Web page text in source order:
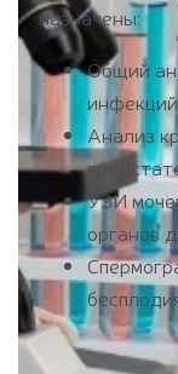
назначены:
Общий
Анализ
УЗИ
органов